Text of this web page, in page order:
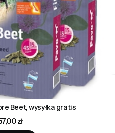
Beet, wysyłka gratis
zł